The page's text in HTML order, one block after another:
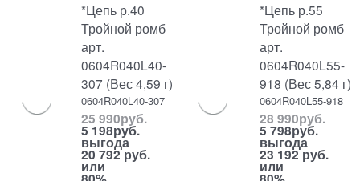
*Цепь р.40
Тройной ромб
арт.
0604R040L40-
307 (Вес 4,59 г)
0604R040L40-307
25 990руб.
5 198руб.
выгода
20 792 руб.
или
*Цепь р.55
Тройной ромб
арт.
0604R040L55-
918 (Вес 5,84 г)
0604R040L55-918
28 990руб.
5 798руб.
выгода
23 192 руб.
или